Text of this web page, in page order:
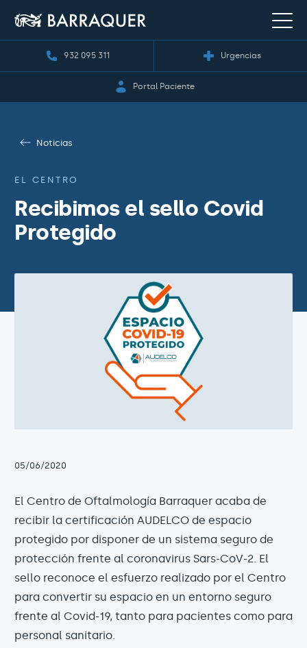
932 095 311 Urgencias
Portal Paciente
Noticias
EL CENTRO
Recibimos el sello Covid
Protegido
05/06/2020
El Centro de Oftalmología Barraquer acaba de
recibir la certificación AUDELCO de espacio
protegido por disponer de un sistema seguro de
protección frente al coronavirus Sars-CoV-2. El
sello reconoce el esfuerzo realizado por el Centro
para convertir su espacio en un entorno seguro
frente al Covid-19, tanto para pacientes como para
personal sanitario.